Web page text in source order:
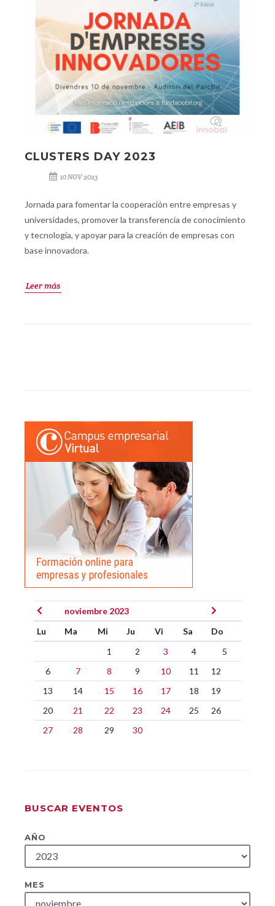
CLUSTERS DAY 2023
10 NOV 2023
Jornada para fomentar la cooperación entre empresas y
universidades, promover la transferencia de conocimiento
y tecnología, y apoyar para la creación de empresas con
base innovadora.
Leer más
noviembre 2023
Lu
Ma Mi Ju Vi Sa
Do
1
2 3 4
5
6
7 8 9 10 11
12
13
14 15 16 17 18
19
20
21 22 23 24 25
26
27
28 29 30
BUSCAR EVENTOS
AÑO
MES